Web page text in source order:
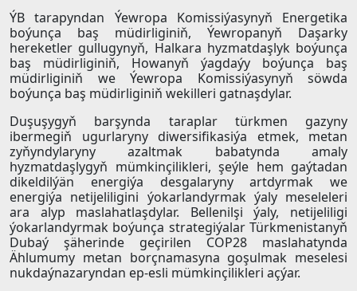
ÝB tarapyndan Ýewropa Komissiýasynyň Energetika
boýunça baş müdirliginiň, Ýewropanyň Daşarky
hereketler gullugynyň, Halkara hyzmatdaşlyk boýunça
baş müdirliginiň, Howanyň ýagdaýy boýunça baş
müdirliginiň we Ýewropa Komissiýasynyň söwda
boýunça baş müdirliginiň wekilleri gatnaşdylar.
Duşuşygyň barşynda taraplar türkmen gazyny
ibermegiň ugurlaryny diwersifikasiýa etmek, metan
zyňyndylaryny azaltmak babatynda amaly
hyzmatdaşlygyň mümkinçilikleri, şeýle hem gaýtadan
dikeldilýän energiýa desgalaryny artdyrmak we
energiýa netijeliligini ýokarlandyrmak ýaly meseleleri
ara alyp maslahatlaşdylar. Bellenilşi ýaly, netijeliligi
ýokarlandyrmak boýunça strategiýalar Türkmenistanyň
Dubaý şäherinde geçirilen COP28 maslahatynda
Ählumumy metan borçnamasyna goşulmak meselesi
nukdaýnazaryndan ep-esli mümkinçilikleri açýar.